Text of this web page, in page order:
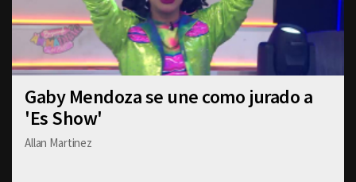
Gaby Mendoza se une como jurado a
'Es Show'
Allan Martinez